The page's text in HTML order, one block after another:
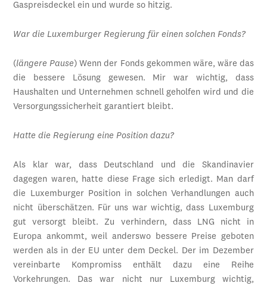
Gaspreisdeckel ein und wurde so hitzig.
War die Luxemburger Regierung für einen solchen Fonds?
(längere Pause) Wenn der Fonds gekommen wäre, wäre das
die bessere Lösung gewesen. Mir war wichtig, dass
Haushalten und Unternehmen schnell geholfen wird und die
Versorgungssicherheit garantiert bleibt.
Hatte die Regierung eine Position dazu?
Als klar war, dass Deutschland und die Skandinavier
dagegen waren, hatte diese Frage sich erledigt. Man darf
die Luxemburger Position in solchen Verhandlungen auch
nicht überschätzen. Für uns war wichtig, dass Luxemburg
gut versorgt bleibt. Zu verhindern, dass LNG nicht in
Europa ankommt, weil anderswo bessere Preise geboten
werden als in der EU unter dem Deckel. Der im Dezember
vereinbarte Kompromiss enthält dazu eine Reihe
Vorkehrungen. Das war nicht nur Luxemburg wichtig,